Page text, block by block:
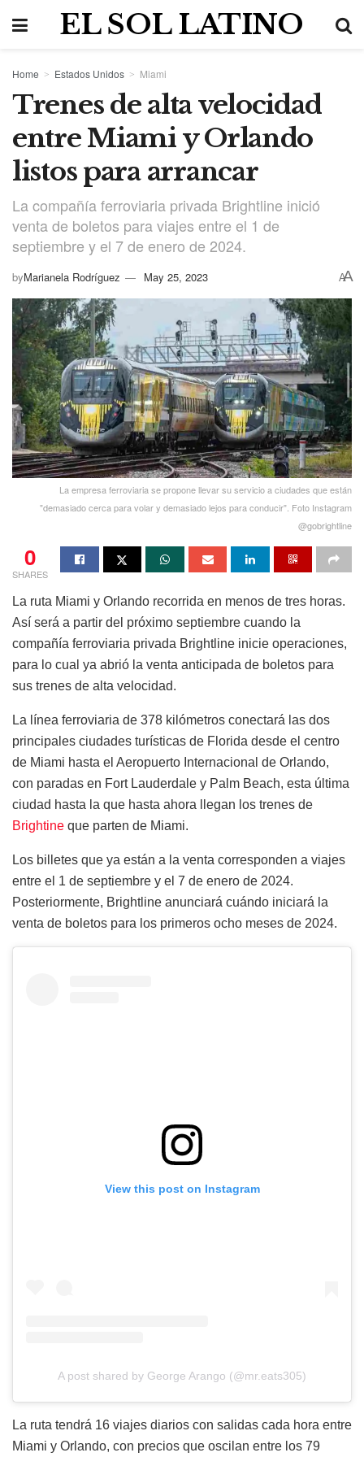
EL SOL LATINO
Home Estados Unidos Miami
Trenes de alta velocidad
entre Miami y Orlando
listos para arrancar
La compañía ferroviaria privada Brightline inició
venta de boletos para viajes entre el 1 de
septiembre y el 7 de enero de 2024.
byMarianela Rodríguez May 25, 2023 AA
La empresa ferroviaria se propone llevar su servicio a ciudades que están
"demasiado cerca para volar y demasiado lejos para conducir". Foto Instagram
@gobrightline
0
SHARES
La ruta Miami y Orlando recorrida en menos de tres horas.
Así será a partir del próximo septiembre cuando la
compañía ferroviaria privada Brightline inicie operaciones,
para lo cual ya abrió la venta anticipada de boletos para
sus trenes de alta velocidad.
La línea ferroviaria de 378 kilómetros conectará las dos
principales ciudades turísticas de Florida desde el centro
de Miami hasta el Aeropuerto Internacional de Orlando,
con paradas en Fort Lauderdale y Palm Beach, esta última
ciudad hasta la que hasta ahora llegan los trenes de
Brightine que parten de Miami.
Los billetes que ya están a la venta corresponden a viajes
entre el 1 de septiembre y el 7 de enero de 2024.
Posteriormente, Brightline anunciará cuándo iniciará la
venta de boletos para los primeros ocho meses de 2024.
View this post on Instagram
A post shared by George Arango (@mr.eats305)
La ruta tendrá 16 viajes diarios con salidas cada hora entre
Miami y Orlando, con precios que oscilan entre los 79